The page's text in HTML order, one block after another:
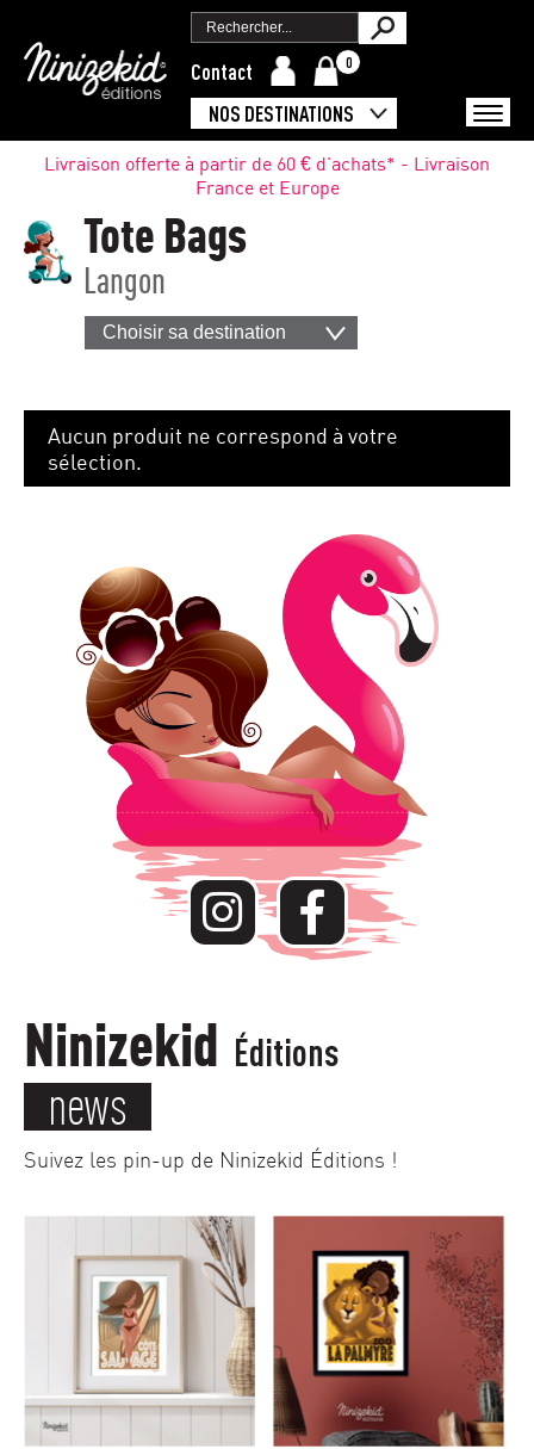
Contact 0
NOS DESTINATIONS
Livraison offerte à partir de 60 € d'achats* - Livraison
France et Europe
Tote Bags
Langon
Choisir sa destination
Aucun produit ne correspond à votre
sélection.
Ninizekid Éditions
news
Suivez les pin-up de Ninizekid Éditions !